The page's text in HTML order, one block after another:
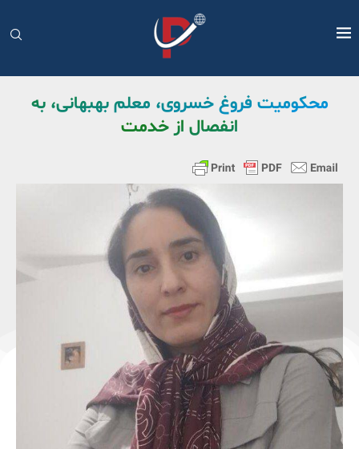
محکومیت فروغ خسروی، معلم بهبهانی، به
انفصال از خدمت